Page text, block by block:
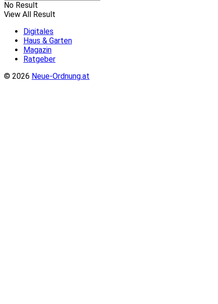
No Result
View All Result
Digitales
Haus & Garten
Magazin
Ratgeber
© 2026 Neue-Ordnung.at